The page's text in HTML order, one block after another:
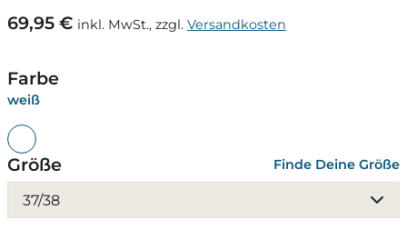
69,95 € inkl. MwSt., zzgl. Versandkosten
Farbe
weiß
Größe Finde Deine Größe
37/38